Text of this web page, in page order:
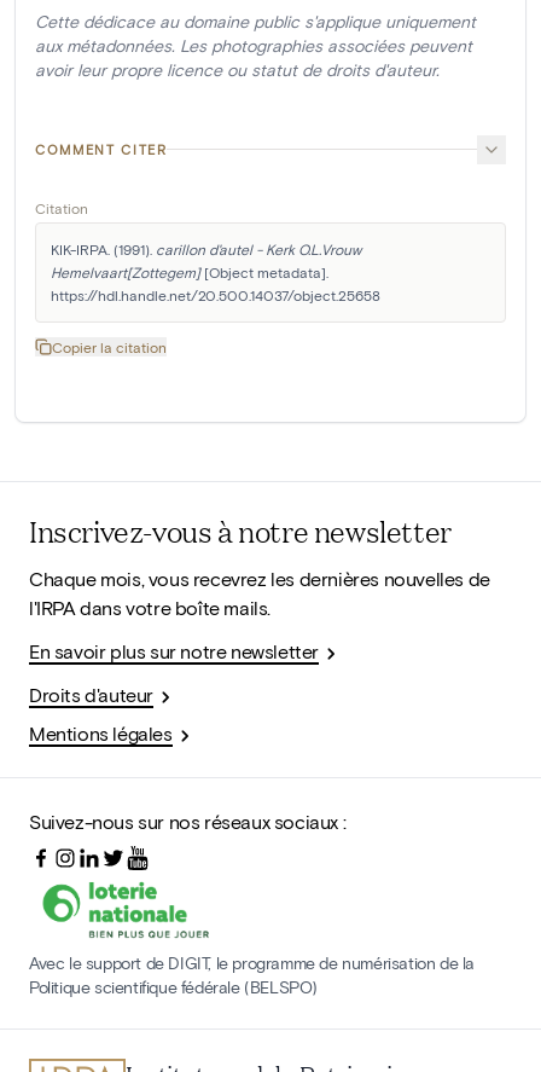
Cette dédicace au domaine public s'applique uniquement
aux métadonnées. Les photographies associées peuvent
avoir leur propre licence ou statut de droits d'auteur.
COMMENT CITER
Citation
KIK-IRPA. (1991). carillon d'autel - Kerk O.L.Vrouw
Hemelvaart[Zottegem] [Object metadata].
https://hdl.handle.net/20.500.14037/object.25658
Copier la citation
Inscrivez-vous à notre newsletter
Chaque mois, vous recevrez les dernières nouvelles de
l'IRPA dans votre boîte mails.
En savoir plus sur notre newsletter
Droits d'auteur
Mentions légales
Suivez-nous sur nos réseaux sociaux :
Avec le support de DIGIT, le programme de numérisation de la
Politique scientifique fédérale (BELSPO)